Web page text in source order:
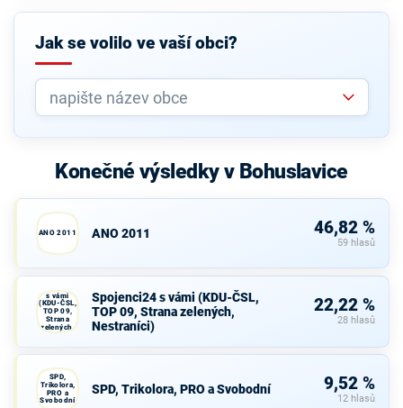
Jak se volilo ve vaší obci?
Konečné výsledky v Bohuslavice
ANO 2011 ANO 2011 46,82 %
59 hlasů
s vámi
(KDU-ČSL,
TOP 09,
Strana
zelených,
Nestraníci)
Spojenci24 s vámi (KDU-ČSL,
TOP 09, Strana zelených,
Nestraníci)
22,22 %
28 hlasů
SPD,
Trikolora,
PRO a
Svobodní
SPD, Trikolora, PRO a Svobodní 9,52 %
12 hlasů